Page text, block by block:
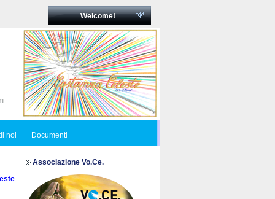
Welcome!
noi Documenti
Associazione Vo.Ce.